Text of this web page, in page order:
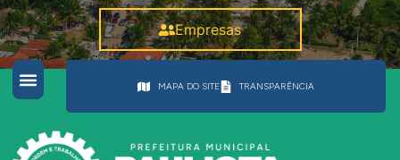
Empresas
MAPA DO SITE TRANSPARÊNCIA